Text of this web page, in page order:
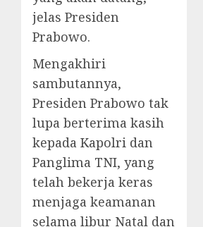
jelas Presiden
Prabowo.
Mengakhiri
sambutannya,
Presiden Prabowo tak
lupa berterima kasih
kepada Kapolri dan
Panglima TNI, yang
telah bekerja keras
menjaga keamanan
selama libur Natal dan